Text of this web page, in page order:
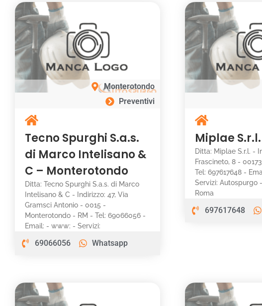
Monterotondo
Preventivi
Tecno Spurghi S.a.s.
di Marco Intelisano &
C – Monterotondo
Ditta: Tecno Spurghi S.a.s. di Marco
Intelisano & C - Indirizzo: 47, Via
Gramsci Antonio - 0015 -
Monterotondo - RM - Tel: 69066056 -
Email: - www: - Servizi:
69066056 Whatsapp
Miplae
Ditta: Miplae S.r.l. -
Frascineto, 8 -
Tel: 697617648 -
Servizi: Autospurgo
Roma
697617648